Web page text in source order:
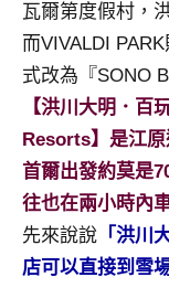
者、
各
發
表
活
動
主
持、
瓦爾第度假村，
而VIVALDI
式改為『SONO
【洪川大明．百
Resorts】是江
首爾出發約莫是
往也在兩小時內
先來說說 「洪川
店可以直接到雪